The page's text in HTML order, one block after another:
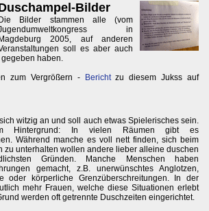
Bilder
Die Bilder stammen alle (vom
in
Magdeburg 2005, auf anderen
soll es aber auch
haben.
zum Vergrößern -
Berichtzu diesem Jukss auf
witzig an und soll auch etwas Spielerisches sein.
Hintergrund: In vielen Räumen gibt es
Während manche es voll nett finden, sich beim
zu unterhalten wollen andere lieber alleine duschen
Gründen. Manche Menschen haben
gemacht, z.B. unerwünschtes Anglotzen,
oder körperliche Grenzüberschreitungen. In der
mehr Frauen, welche diese Situationen erlebt
werden oft getrennte Duschzeiten eingerichtet.